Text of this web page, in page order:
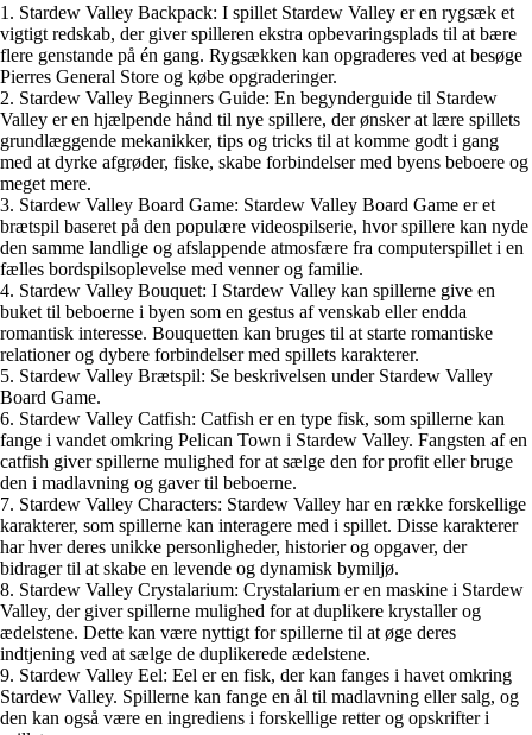
1. Stardew Valley Backpack: I spillet Stardew Valley er en rygsæk et
vigtigt redskab, der giver spilleren ekstra opbevaringsplads til at bære
flere genstande på én gang. Rygsækken kan opgraderes ved at besøge
Pierres General Store og købe opgraderinger.
2. Stardew Valley Beginners Guide: En begynderguide til Stardew
Valley er en hjælpende hånd til nye spillere, der ønsker at lære spillets
grundlæggende mekanikker, tips og tricks til at komme godt i gang
med at dyrke afgrøder, fiske, skabe forbindelser med byens beboere og
meget mere.
3. Stardew Valley Board Game: Stardew Valley Board Game er et
brætspil baseret på den populære videospilserie, hvor spillere kan nyde
den samme landlige og afslappende atmosfære fra computerspillet i en
fælles bordspilsoplevelse med venner og familie.
4. Stardew Valley Bouquet: I Stardew Valley kan spillerne give en
buket til beboerne i byen som en gestus af venskab eller endda
romantisk interesse. Bouquetten kan bruges til at starte romantiske
relationer og dybere forbindelser med spillets karakterer.
5. Stardew Valley Brætspil: Se beskrivelsen under Stardew Valley
Board Game.
6. Stardew Valley Catfish: Catfish er en type fisk, som spillerne kan
fange i vandet omkring Pelican Town i Stardew Valley. Fangsten af en
catfish giver spillerne mulighed for at sælge den for profit eller bruge
den i madlavning og gaver til beboerne.
7. Stardew Valley Characters: Stardew Valley har en række forskellige
karakterer, som spillerne kan interagere med i spillet. Disse karakterer
har hver deres unikke personligheder, historier og opgaver, der
bidrager til at skabe en levende og dynamisk bymiljø.
8. Stardew Valley Crystalarium: Crystalarium er en maskine i Stardew
Valley, der giver spillerne mulighed for at duplikere krystaller og
ædelstene. Dette kan være nyttigt for spillerne til at øge deres
indtjening ved at sælge de duplikerede ædelstene.
9. Stardew Valley Eel: Eel er en fisk, der kan fanges i havet omkring
Stardew Valley. Spillerne kan fange en ål til madlavning eller salg, og
den kan også være en ingrediens i forskellige retter og opskrifter i